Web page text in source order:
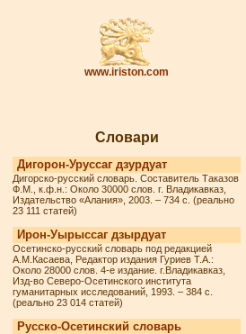
www.iriston.com
Словари
Дигорон-Уруссаг дзурдуат
Дигорско-русский словарь. Составитель Таказов
Ф.М., к.ф.н.: Около 30000 слов. г. Владикавказ,
Издательство «Алания», 2003. – 734 с. (реально
23 111 статей)
Ирон-Уырыссаг дзырдуат
Осетинско-русский словарь под редакцией
А.М.Касаева, Редактор издания Гуриев Т.А.:
Около 28000 слов. 4-е издание. г.Владикавказ,
Изд-во Северо-Осетинского института
гуманитарных исследований, 1993. – 384 с.
(реально 23 014 статей)
Русско-Осетинский словарь